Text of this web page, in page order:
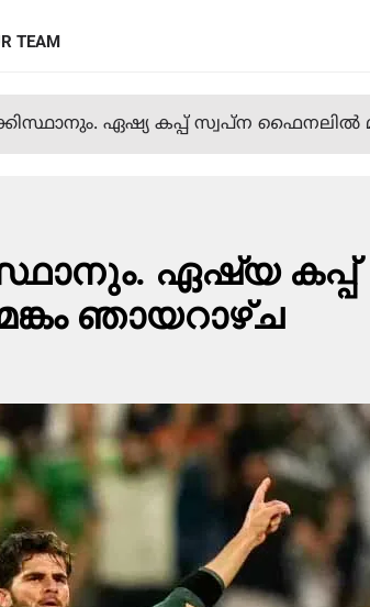
TEAM
ഏഷ്യ കപ്പ് സ്വപ്ന ഫൈനലില്‍
ഏഷ്യ കപ്പ്
ഞായറാഴ്ച